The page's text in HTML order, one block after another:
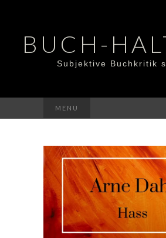
BUCH-
Subjektive Buchkritik
MENU